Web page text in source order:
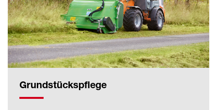
Grundstückspflege